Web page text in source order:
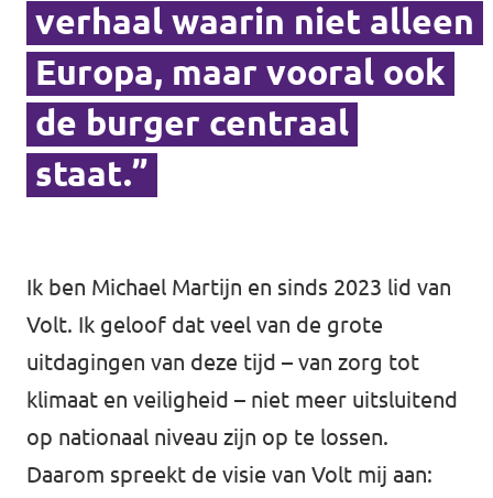
verhaal waarin niet alleen
Europa, maar vooral ook
de burger centraal
staat.”
Ik ben Michael Martijn en sinds 2023 lid van
Volt. Ik geloof dat veel van de grote
uitdagingen van deze tijd – van zorg tot
klimaat en veiligheid – niet meer uitsluitend
op nationaal niveau zijn op te lossen.
Daarom spreekt de visie van Volt mij aan: